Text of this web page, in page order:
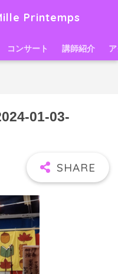
Printemps
コンサート 講師紹介
01-03-